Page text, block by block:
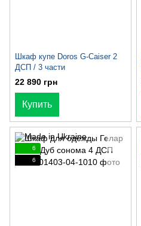
Шкаф купе Doros G-Caiser 2
ДСП / 3 части
22 890 грн
Купить
6
6